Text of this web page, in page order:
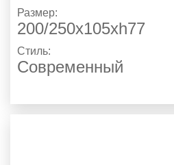
Размер:
200/250x105xh77
Стиль:
Современный